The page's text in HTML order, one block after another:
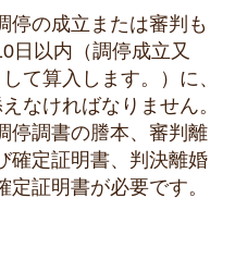
停の成立または審判も
日以内（調停成立又
て算入します。）に、
なければなりません。
停調書の謄本、審判離
確定証明書、判決離婚
証明書が必要です。